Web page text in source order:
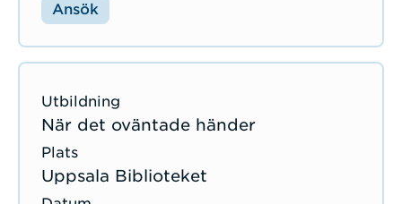
Ansök
När det oväntade händer
Uppsala Biblioteket